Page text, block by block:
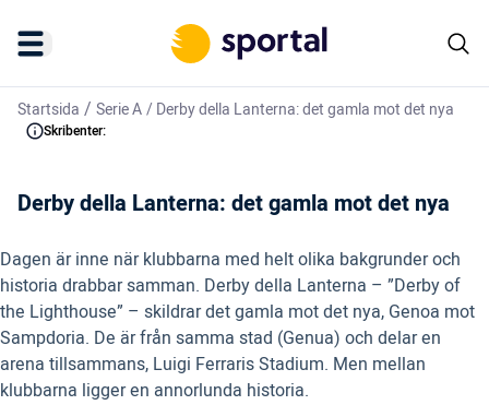
Startsida / Serie A/Derby della Lanterna: det gamla mot det nya
Skribenter:
Derby della Lanterna: det gamla mot det nya
Dagen är inne när klubbarna med helt olika bakgrunder och
historia drabbar samman. Derby della Lanterna – ”Derby of
the Lighthouse” – skildrar det gamla mot det nya, Genoa mot
Sampdoria. De är från samma stad (Genua) och delar en
arena tillsammans, Luigi Ferraris Stadium. Men mellan
klubbarna ligger en annorlunda historia.